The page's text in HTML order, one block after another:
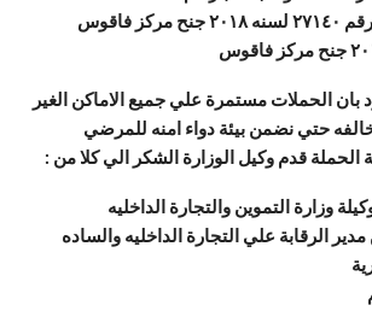
فاقوس
الحملات مستمرة علي جميع الاماكن الغير
حتي نضمن بيئة دواء امنه للمرضي
الحملة قدم وكيل الوزارة الشكر الي كلا من :
وزارة التموين والتجارة الداخليه
الرقابة علي التجارة الداخليه والساده